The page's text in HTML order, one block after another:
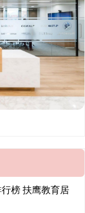
榜 扶鹰教育居